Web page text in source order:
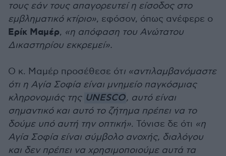
τους εάν τους απαγορευτεί η είσοδος στο
εμβληματικό κτίριο», εφόσον, όπως ανέφερε ο
Ερίκ Μαμέρ, «η απόφαση του Ανώτατου
Δικαστηρίου εκκρεμεί».
Ο κ. Μαμέρ προσέθεσε ότι «αντιλαμβανόμαστε
ότι η Αγία Σοφία είναι μνημείο παγκόσμιας
κληρονομιάς της UNESCO, αυτό είναι
σημαντικό και αυτό το ζήτημα πρέπει να το
δούμε υπό αυτή την οπτική». Τόνισε δε ότι «η
Αγία Σοφία είναι σύμβολο ανοχής, διαλόγου
και δεν πρέπει να χρησιμοποιούμε αυτά τα